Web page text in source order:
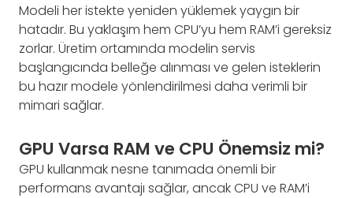
Modeli her istekte yeniden yüklemek yaygın bir
hatadır. Bu yaklaşım hem CPU’yu hem RAM’i gereksiz
zorlar. Üretim ortamında modelin servis
başlangıcında belleğe alınması ve gelen isteklerin
bu hazır modele yönlendirilmesi daha verimli bir
mimari sağlar.
GPU Varsa RAM ve CPU Önemsiz mi?
GPU kullanmak nesne tanımada önemli bir
performans avantajı sağlar, ancak CPU ve RAM’i